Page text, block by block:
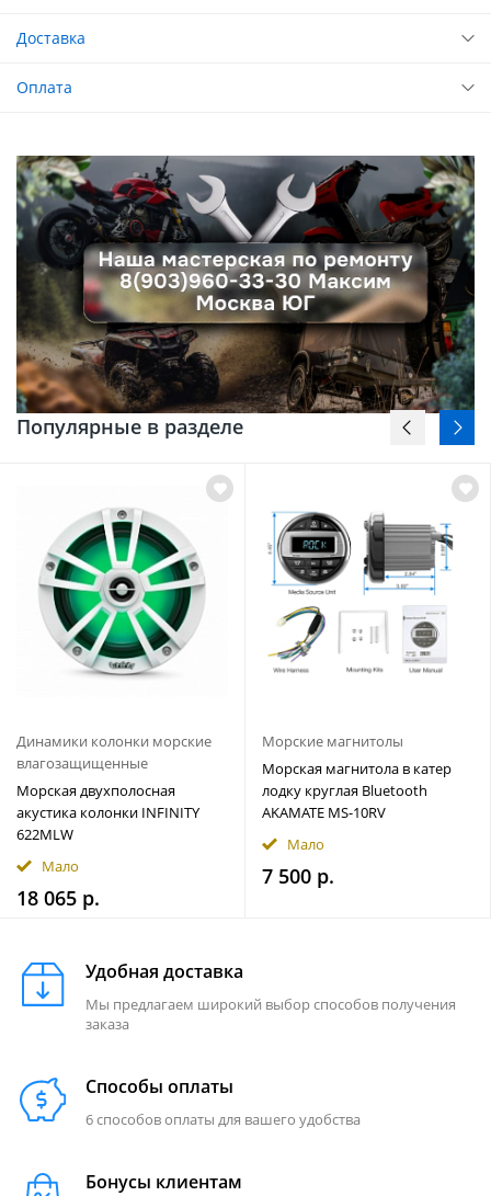
Доставка
Оплата
Популярные в разделе
Динамики колонки морские
влагозащищенные
Морская двухполосная
акустика колонки INFINITY
622MLW
Мало
18 065 р.
Морские магнитолы
Морская магнитола в катер
лодку круглая Bluetooth
AKAMATE MS-10RV
Мало
7 500 р.
Удобная доставка
Мы предлагаем широкий выбор способов получения
заказа
Способы оплаты
6 способов оплаты для вашего удобства
Бонусы клиентам